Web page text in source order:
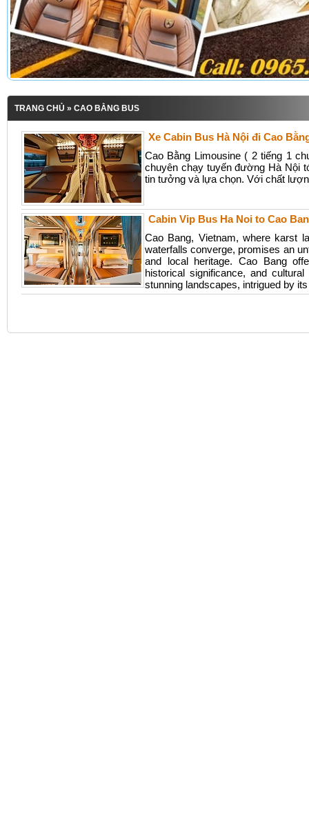
TRANG CHỦ » CAO BẰNG BUS
Xe Cabin Bus Hà Nội đi Cao
Cao Bằng Limousine ( 2 tiếng 1
chuyên chạy tuyến đường Hà Nội
tin tưởng và lựa chọn. Với chất
Cabin Vip Bus Ha Noi to Cao
Cao Bang, Vietnam, where karst
waterfalls converge, promises an
and local heritage. Cao Bang
historical significance, and
stunning landscapes, intrigued by